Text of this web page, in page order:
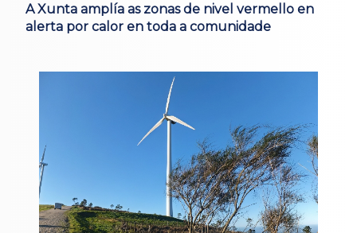
A Xunta amplía as zonas de nivel vermello en
alerta por calor en toda a comunidade